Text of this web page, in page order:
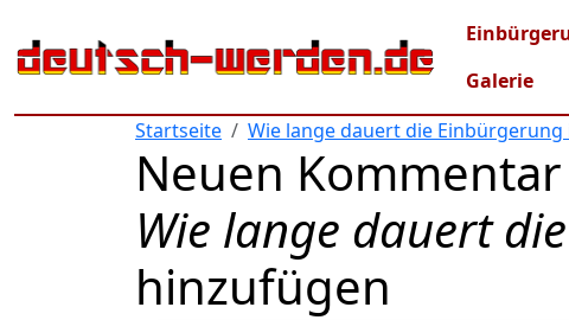
Main
Galerie
Startseite
Wie lange dauert die Einbürgerung
Neuen
Wie lange dauert
hinzufügen